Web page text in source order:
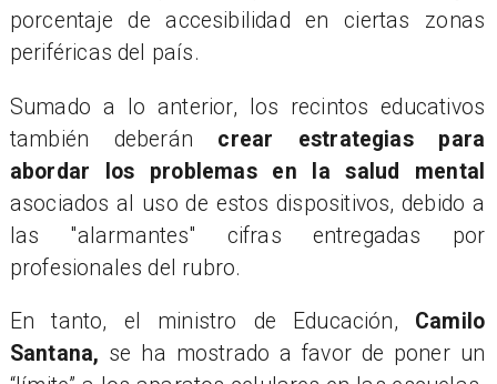
porcentaje de accesibilidad en ciertas zonas
periféricas del país.
Sumado a lo anterior, los recintos educativos
también deberán crear estrategias para
abordar los problemas en la salud mental
asociados al uso de estos dispositivos, debido a
las "alarmantes" cifras entregadas por
profesionales del rubro.
​En tanto, el ministro de Educación, Camilo
Santana, se ha mostrado a favor de poner un